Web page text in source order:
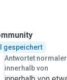
gespeichert
Antwortet
innerhalb von